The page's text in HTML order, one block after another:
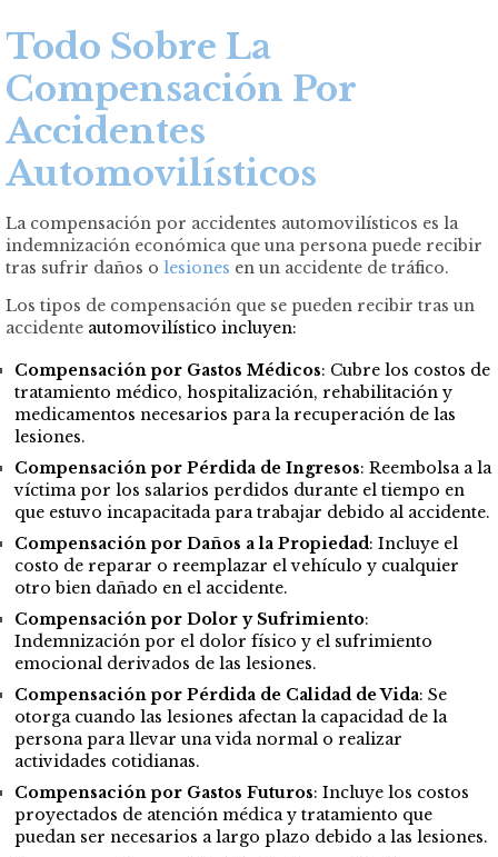
Todo Sobre La
Compensación Por
Accidentes
Automovilísticos
La compensación por accidentes automovilísticos es la
indemnización económica que una persona puede recibir
tras sufrir daños o lesiones en un accidente de tráfico.
Los tipos de compensación que se pueden recibir tras un
accidente automovilístico incluyen:
Compensación por Gastos Médicos: Cubre los costos de
tratamiento médico, hospitalización, rehabilitación y
medicamentos necesarios para la recuperación de las
lesiones.
Compensación por Pérdida de Ingresos: Reembolsa a la
víctima por los salarios perdidos durante el tiempo en
que estuvo incapacitada para trabajar debido al accidente.
Compensación por Daños a la Propiedad: Incluye el
costo de reparar o reemplazar el vehículo y cualquier
otro bien dañado en el accidente.
Compensación por Dolor y Sufrimiento:
Indemnización por el dolor físico y el sufrimiento
emocional derivados de las lesiones.
Compensación por Pérdida de Calidad de Vida: Se
otorga cuando las lesiones afectan la capacidad de la
persona para llevar una vida normal o realizar
actividades cotidianas.
Compensación por Gastos Futuros: Incluye los costos
proyectados de atención médica y tratamiento que
puedan ser necesarios a largo plazo debido a las lesiones.